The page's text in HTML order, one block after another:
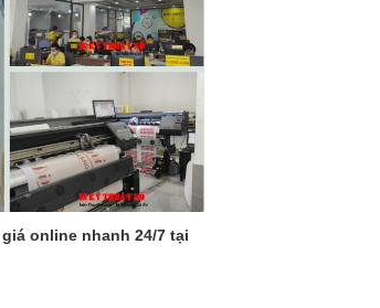
online nhanh 24/7 tại